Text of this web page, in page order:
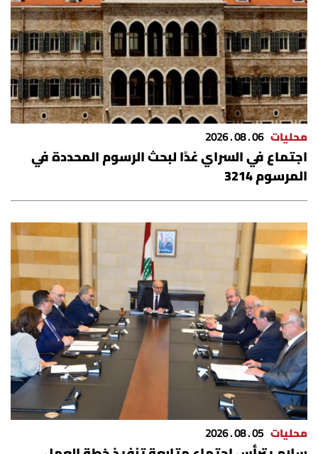
محليات 06 . 08 . 2026
اجتماع في السراي غدًا لبحث الرسوم المحددة في
المرسوم 3214
محليات 05 . 08 . 2026